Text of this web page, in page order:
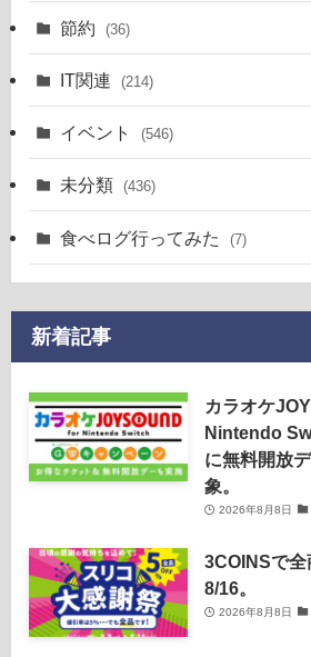
節約 (36)
IT関連 (214)
イベント (546)
未分類 (436)
食べログ行ってみた (7)
新着記事
カラオケ
Nintendo
に無料開放
象。
2026年8月8日
3COINSで
8/16。
2026年8月8日